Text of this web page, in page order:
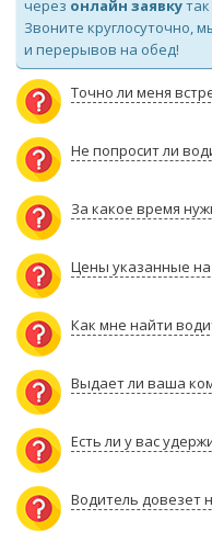
через онлайн заявку
Звоните круглосуточно,
и перерывов на обед!
Точно ли меня
Не попросит ли
За какое время
Цены указанные на
Как мне найти
Выдает ли ваша
Есть ли у вас
Водитель довезет